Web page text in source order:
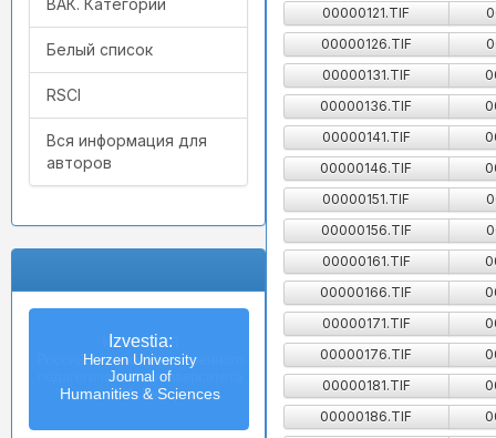
ВАК. Категории
Белый список
RSCI
Вся информация для
авторов
Izvestia:
Herzen University
Journal of
Humanities & Sciences
00000121.TIF
00000126.TIF
00000131.TIF
00000136.TIF
00000141.TIF
00000146.TIF
00000151.TIF
00000156.TIF
00000161.TIF
00000166.TIF
00000171.TIF
00000176.TIF
00000181.TIF
00000186.TIF